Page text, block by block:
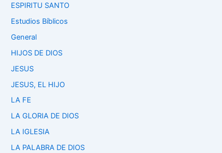
ESPIRITU SANTO
Estudios Bíblicos
General
HIJOS DE DIOS
JESUS
JESUS, EL HIJO
LA FE
LA GLORIA DE DIOS
LA IGLESIA
LA PALABRA DE DIOS